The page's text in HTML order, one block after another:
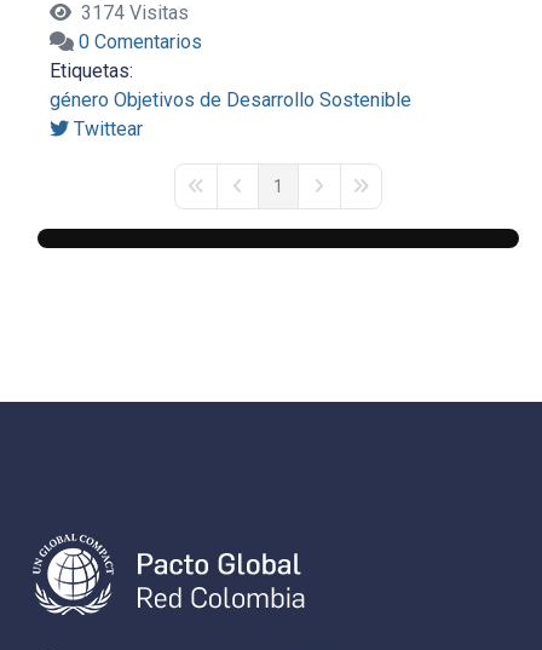
3174 Visitas
0 Comentarios
Etiquetas:
género Objetivos de Desarrollo Sostenible
Twittear
First PagePrevious Page
1
Next PageLast Page